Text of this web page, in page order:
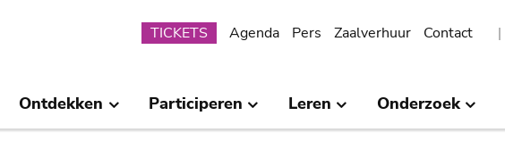
Submenu
TICKETS Agenda Pers Zaalverhuur Contact
Ontdekken Participeren Leren Onderzoek